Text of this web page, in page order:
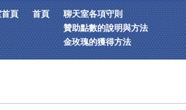
頁 首頁
聊天室各項守則
贊助點數的說明與方法
金玫瑰的獲得方法